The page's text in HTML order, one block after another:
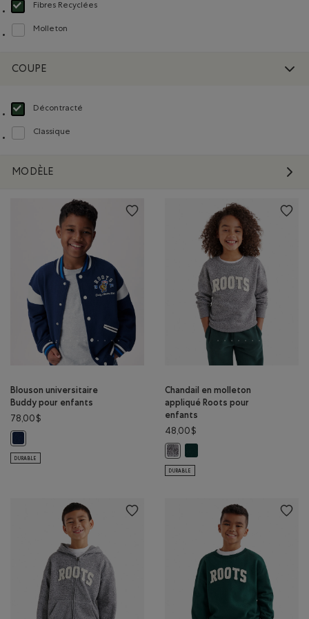
Fibres Recyclées
Choisir Classé selon Composition : FibresRecyclées(RecycledFibres)
Molleton
Classer selon Composition : Molleton(Fleece)
COUPE
Décontracté
Choisir Classé selon Coupe : Décontracté(Relaxed)
Classique
Classer selon Coupe : Classique(Classic)
MODÈLE
Blouson universitaire
Buddy pour enfants
78,00$
Blouson universitaire Buddy pour enfants: VRAI BLEU MARINE Couleur
DURABLE
Chandail en molleton
appliqué Roots pour
enfants
48,00$
Chandail en molleton appliqué
DURABLE